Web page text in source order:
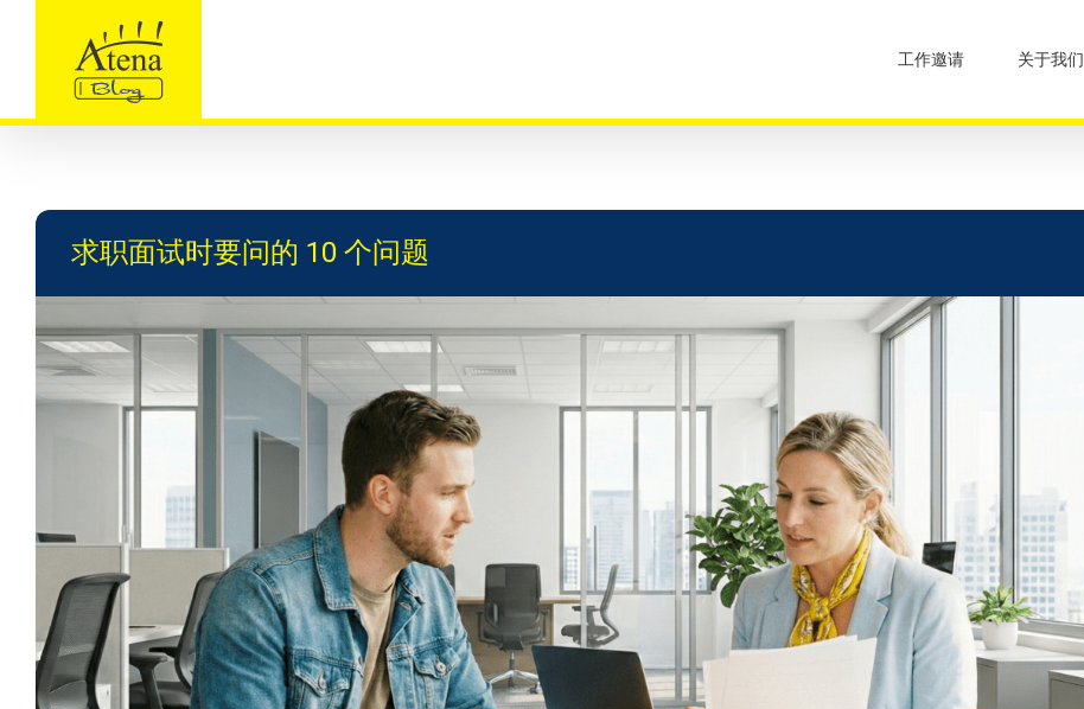
工作邀请 关于我们
求职面试时要问的 10 个问题